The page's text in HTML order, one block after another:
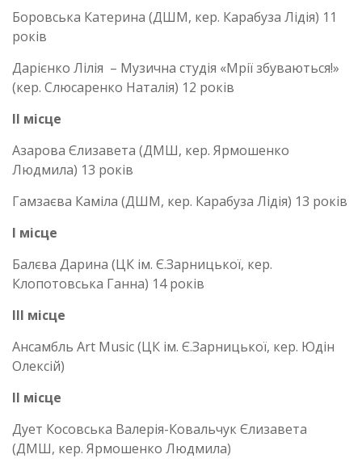
Боровська Катерина (ДШМ, кер. Карабуза Лідія) 11
років
Дарієнко Лілія – Музична студія «Мрії збуваються!»
(кер. Слюсаренко Наталія) 12 років
ІІ місце
Азарова Єлизавета (ДМШ, кер. Ярмошенко
Людмила) 13 років
Гамзаєва Каміла (ДШМ, кер. Карабуза Лідія) 13 років
І місце
Балєва Дарина (ЦК ім. Є.Зарницької, кер.
Клопотовська Ганна) 14 років
ІІІ місце
Ансамбль Art Music (ЦК ім. Є.Зарницької, кер. Юдін
Олексій)
ІІ місце
Дует Косовська Валерія-Ковальчук Єлизавета
(ДМШ, кер. Ярмошенко Людмила)